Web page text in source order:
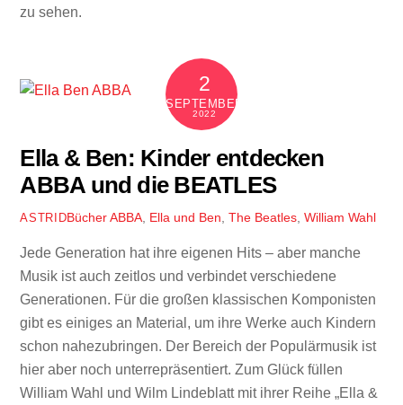
zu sehen.
2
SEPTEMBER
2022
Ella & Ben: Kinder entdecken
ABBA und die BEATLES
ASTRIDBücher ABBA, Ella und Ben,The Beatles,William Wahl
Jede Generation hat ihre eigenen Hits – aber manche
Musik ist auch zeitlos und verbindet verschiedene
Generationen. Für die großen klassischen Komponisten
gibt es einiges an Material, um ihre Werke auch Kindern
schon nahezubringen. Der Bereich der Populärmusik ist
hier aber noch unterrepräsentiert. Zum Glück füllen
William Wahl und Wilm Lindeblatt mit ihrer Reihe „Ella &